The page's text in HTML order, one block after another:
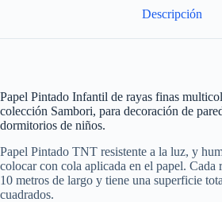
Descripción
Papel Pintado Infantil de rayas finas
colección Sambori, para decoración de
dormitorios de niños.
Papel Pintado TNT resistente a la luz, y
colocar con cola aplicada en el papel.
10 metros de largo y tiene una superficie
cuadrados.